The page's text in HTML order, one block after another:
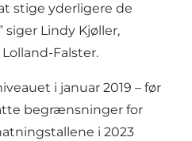
stige yderligere de
siger Lindy Kjøller,
Falster.
i januar 2019 – før
begrænsninger for
i 2023